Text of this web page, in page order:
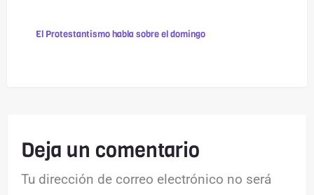
El Protestantismo habla sobre el domingo
Deja un comentario
Tu dirección de correo electrónico no será